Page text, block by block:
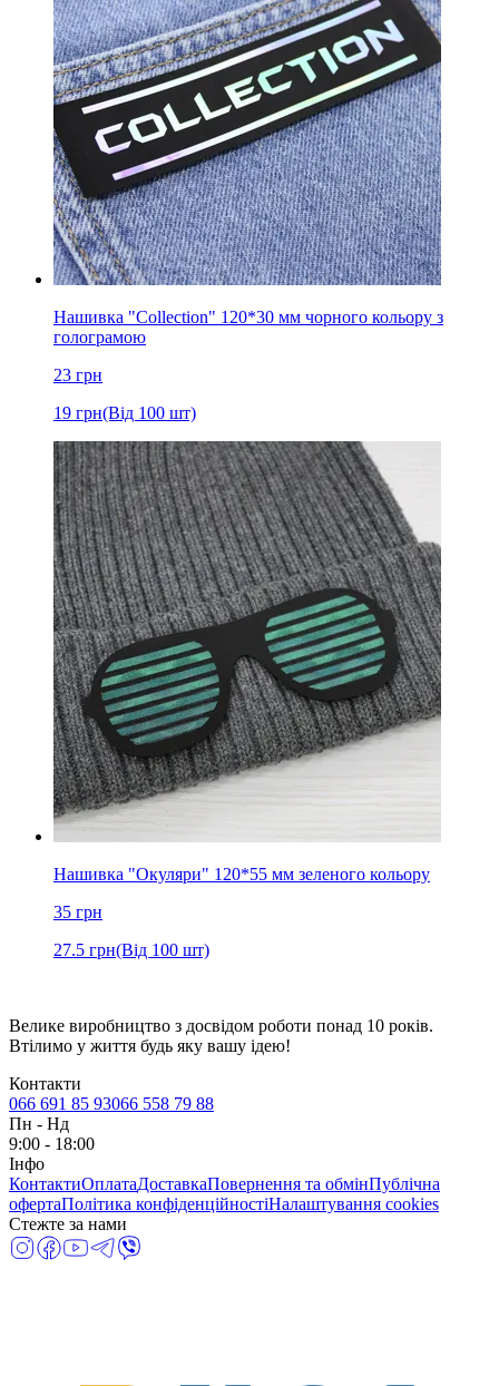
Нашивка "Collection" 120*30 мм чорного кольору з
голограмою
23 грн
19 грн(Від 100 шт)
Нашивка "Окуляри" 120*55 мм зеленого кольору
35 грн
27.5 грн(Від 100 шт)
Велике виробництво з досвідом роботи понад 10 років.
Втілимо у життя будь яку вашу ідею!
Контакти
066 691 85 93066 558 79 88
Пн - Нд
9:00 - 18:00
Інфо
КонтактиОплатаДоставкаПовернення та обмінПублічна
офертаПолітика конфіденційностіНалаштування cookies
Стежте за нами